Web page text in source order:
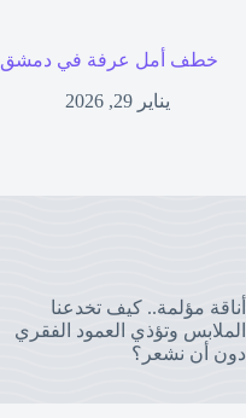
خطف أمل عرفة في دمشق
يناير 29, 2026
أناقة مؤلمة.. كيف تخدعنا
الملابس وتؤذي العمود الفقري
دون أن نشعر؟